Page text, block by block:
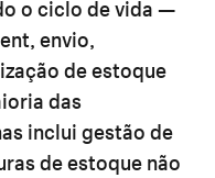
o ciclo de vida —
envio,
de estoque
das
inclui gestão de
de estoque não